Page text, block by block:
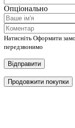
Опціонально
Натисніть Оформити
передзвонимо
Відправити
Продовжити покупки